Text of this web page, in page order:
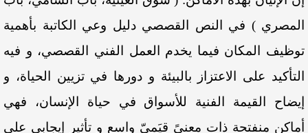
المصري ) في النص القصصي دليل وعي الكاتبة بأهمية
توظيف المكان فيما يخدم العمل الفني القصصي، و فيه
التأكيد على الاعتزاز بالبيئة و دورها في تزيين الحياة، و
إيضاح القيمة الفنية للأسواق في حياة الإنسان، فهي
أماكن منفتحة ذات معنىً قيَميّ واسع و تأثير إيجابي على